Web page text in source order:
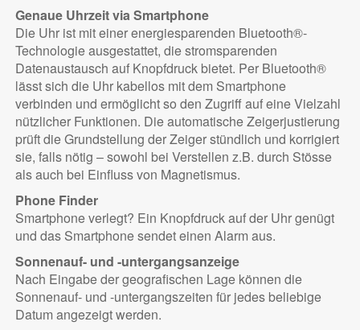
Genaue Uhrzeit via Smartphone
Die Uhr ist mit einer energiesparenden Bluetooth®-
Technologie ausgestattet, die stromsparenden
Datenaustausch auf Knopfdruck bietet. Per Bluetooth®
lässt sich die Uhr kabellos mit dem Smartphone
verbinden und ermöglicht so den Zugriff auf eine Vielzahl
nützlicher Funktionen. Die automatische Zeigerjustierung
prüft die Grund­stellung der Zeiger stündlich und korrigiert
sie, falls nötig – sowohl bei Verstellen z.B. durch Stösse
als auch bei Einfluss von Magnetismus.
Phone Finder
Smartphone verlegt? Ein Knopfdruck auf der Uhr genügt
und das Smartphone sendet einen Alarm aus.
Sonnenauf- und -untergangsanzeige
Nach Eingabe der geografischen Lage können die
Sonnenauf- und -untergangszeiten für jedes beliebige
Datum angezeigt werden.